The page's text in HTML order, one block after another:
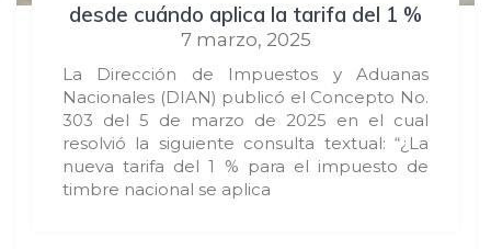
desde cuándo aplica la tarifa del 1 %
7 marzo, 2025
La Dirección de Impuestos y Aduanas
Nacionales (DIAN) publicó el Concepto No.
303 del 5 de marzo de 2025 en el cual
resolvió la siguiente consulta textual: “¿La
nueva tarifa del 1 % para el impuesto de
timbre nacional se aplica